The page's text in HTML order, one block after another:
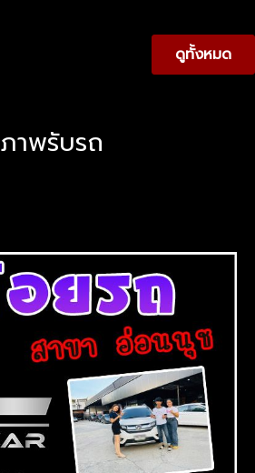
ดูทั้งหมด
ภาพรับรถ